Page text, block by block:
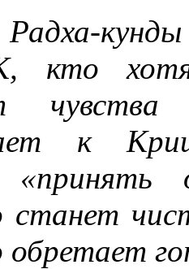
Радха-
кто
к
«принять
станет
обретает